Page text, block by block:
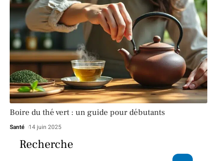
Boire du thé vert : un guide pour débutants
Santé 14 juin 2025
Recherche